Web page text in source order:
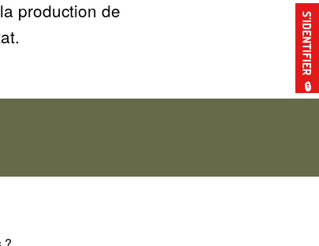
S’IDENTIFIER
🔒
production de